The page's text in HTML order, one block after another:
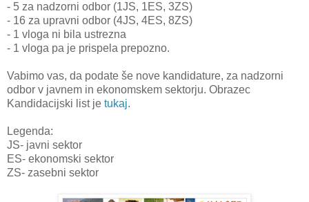
- 5 za nadzorni odbor (1JS, 1ES, 3ZS)
- 16 za upravni odbor (4JS, 4ES, 8ZS)
- 1 vloga ni bila ustrezna
- 1 vloga pa je prispela prepozno.
Vabimo vas, da podate še nove kandidature, za nadzorni
odbor v javnem in ekonomskem sektorju. Obrazec
Kandidacijski list je tukaj.
Legenda:
JS- javni sektor
ES- ekonomski sektor
ZS- zasebni sektor